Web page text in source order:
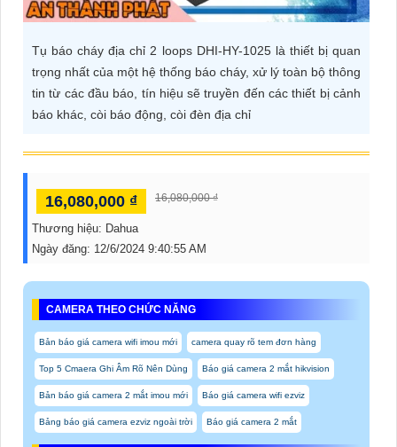
DỊCH
VỤ
Tụ báo cháy địa chỉ 2 loops DHI-HY-1025 là thiết bị quan
trọng nhất của một hệ thống báo cháy, xử lý toàn bộ thông
tin từ các đầu báo, tín hiệu sẽ truyền đến các thiết bị cảnh
báo khác, còi báo động, còi đèn địa chỉ
16,080,000 ₫ 16,080,000 ₫
Thương hiệu: Dahua
Ngày đăng: 12/6/2024 9:40:55 AM
CAMERA THEO CHỨC NĂNG
Bản báo giá camera wifi imou mới camera quay rõ tem đơn hàng
Top 5 Cmaera Ghi Âm Rõ Nên Dùng Báo giá camera 2 mắt hikvision
Bản báo giá camera 2 mắt imou mới Báo giá camera wifi ezviz
Bảng báo giá camera ezviz ngoài trời Báo giá camera 2 mắt